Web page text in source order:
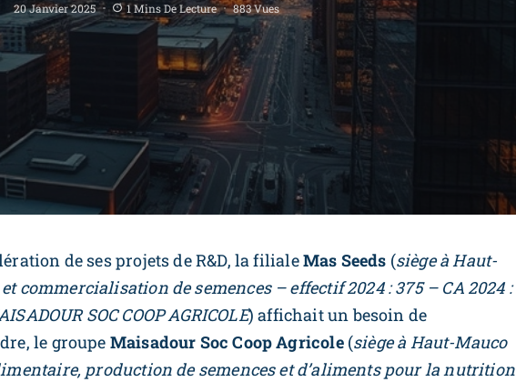
20 Janvier 2025 1 Mins De Lecture 883 Vues
de ses projets de R&D, la filialeMas Seeds (siège à Haut-
commercialisation de semences – effectif 2024 : 375 – CA 2024 :
SOC COOP AGRICOLE) affichait un besoin de
le groupe Maisadour Soc Coop Agricole(siège à Haut-Mauco
production de semences et d’aliments pour la nutrition